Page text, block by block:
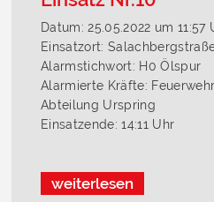
Datum: 25.05.2022 um 11:57
Einsatzort:
Alarmstichwort: H0 Ölspur
Alarmierte Kräfte:
Abteilung Urspring
Einsatzende: 14:11 Uhr
weiterlesen